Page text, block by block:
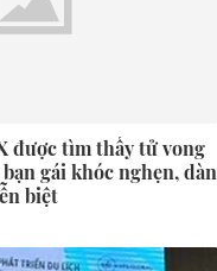
được tìm thấy tử vong
gái khóc nghẹn, dàn
biệt